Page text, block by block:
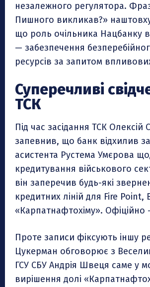
незалежного регулятора.
Пишного викликав?»
що роль очільника Нацбанку в
— забезпечення
ресурсів за запитом
Суперечливі
ТСК
Під час засідання ТСК Олексій
запевнив, що банк відхилив
асистента Рустема Умєрова
кредитування військового
він заперечив будь-які
кредитних ліній для Fire Point,
«Карпатнафтохіму». Офіційно
Проте записи фіксують іншу
Цукерман обговорює з
ГСУ СБУ Андрія Швеця саме у
вирішення долі